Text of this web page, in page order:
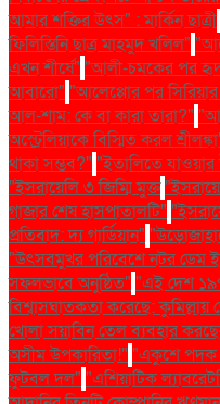
আমার শক্তির উৎস" : মার্কিন ছাত্রী
ফিলিস্তিনি ছাত্র মাহমুদ খলিল"
এখন শীর্ষে" "আলী-চমকের পর
আবারো" "আলেপ্পোর পর
আল-শাম: কে বা কারা তারা?"
অস্ট্রেলিয়াকে বিস্মিত করল
থাকা সম্ভব?" "ইতালিতে
"ইসরায়েলি ৩ জিম্মি মুক্ত
গাজার শেষ হাসপাতালটি"
প্রতিবাদ: দ্য গার্ডিয়ান"
"উৎসবমুখর পরিবেশে নটর ডেম
সফলভাবে অনুষ্ঠিত" "এই দেশ
বিশ্বাসঘাতকতা করেছে: কুমিল্লায়
খোলা সয়াবিন তেল ব্যবহার
অসীম উপকারিতা!" "একুশে পদক
ফুটবল দল" "এশিয়াটিক